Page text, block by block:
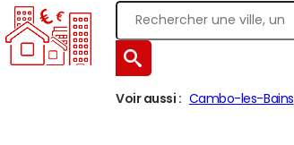
Voir aussi : Cambo-les-Bains